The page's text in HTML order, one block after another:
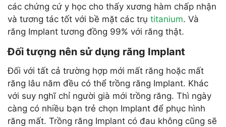
các chứng cứ y học cho thấy xương hàm chấp nhận
và tương tác tốt với bề mặt các trụ titanium. Và
răng Implant tương đồng 99% với răng thật.
Đối tượng nên sử dụng răng Implant
Đối với tất cả trường hợp mới mất răng hoặc mất
răng lâu năm đều có thể trồng răng Implant. Khác
với suy nghĩ chỉ người già mới trồng răng. Thì ngày
càng có nhiều bạn trẻ chọn Implant để phục hình
răng mất. Trồng răng Implant có đau không cũng sẽ